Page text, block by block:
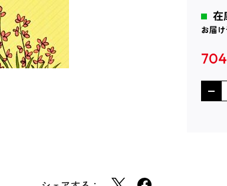
在
お届
704